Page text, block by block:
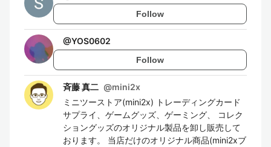
Follow
@YOS0602
Follow
斉藤 真二 @mini2x
ミニツーストア(mini2x) トレーディングカード
サプライ、ゲームグッズ、ゲーミング、 コレク
ショングッズのオリジナル製品を卸し販売して
おります。 当店だけのオリジナル商品(mini2xブ